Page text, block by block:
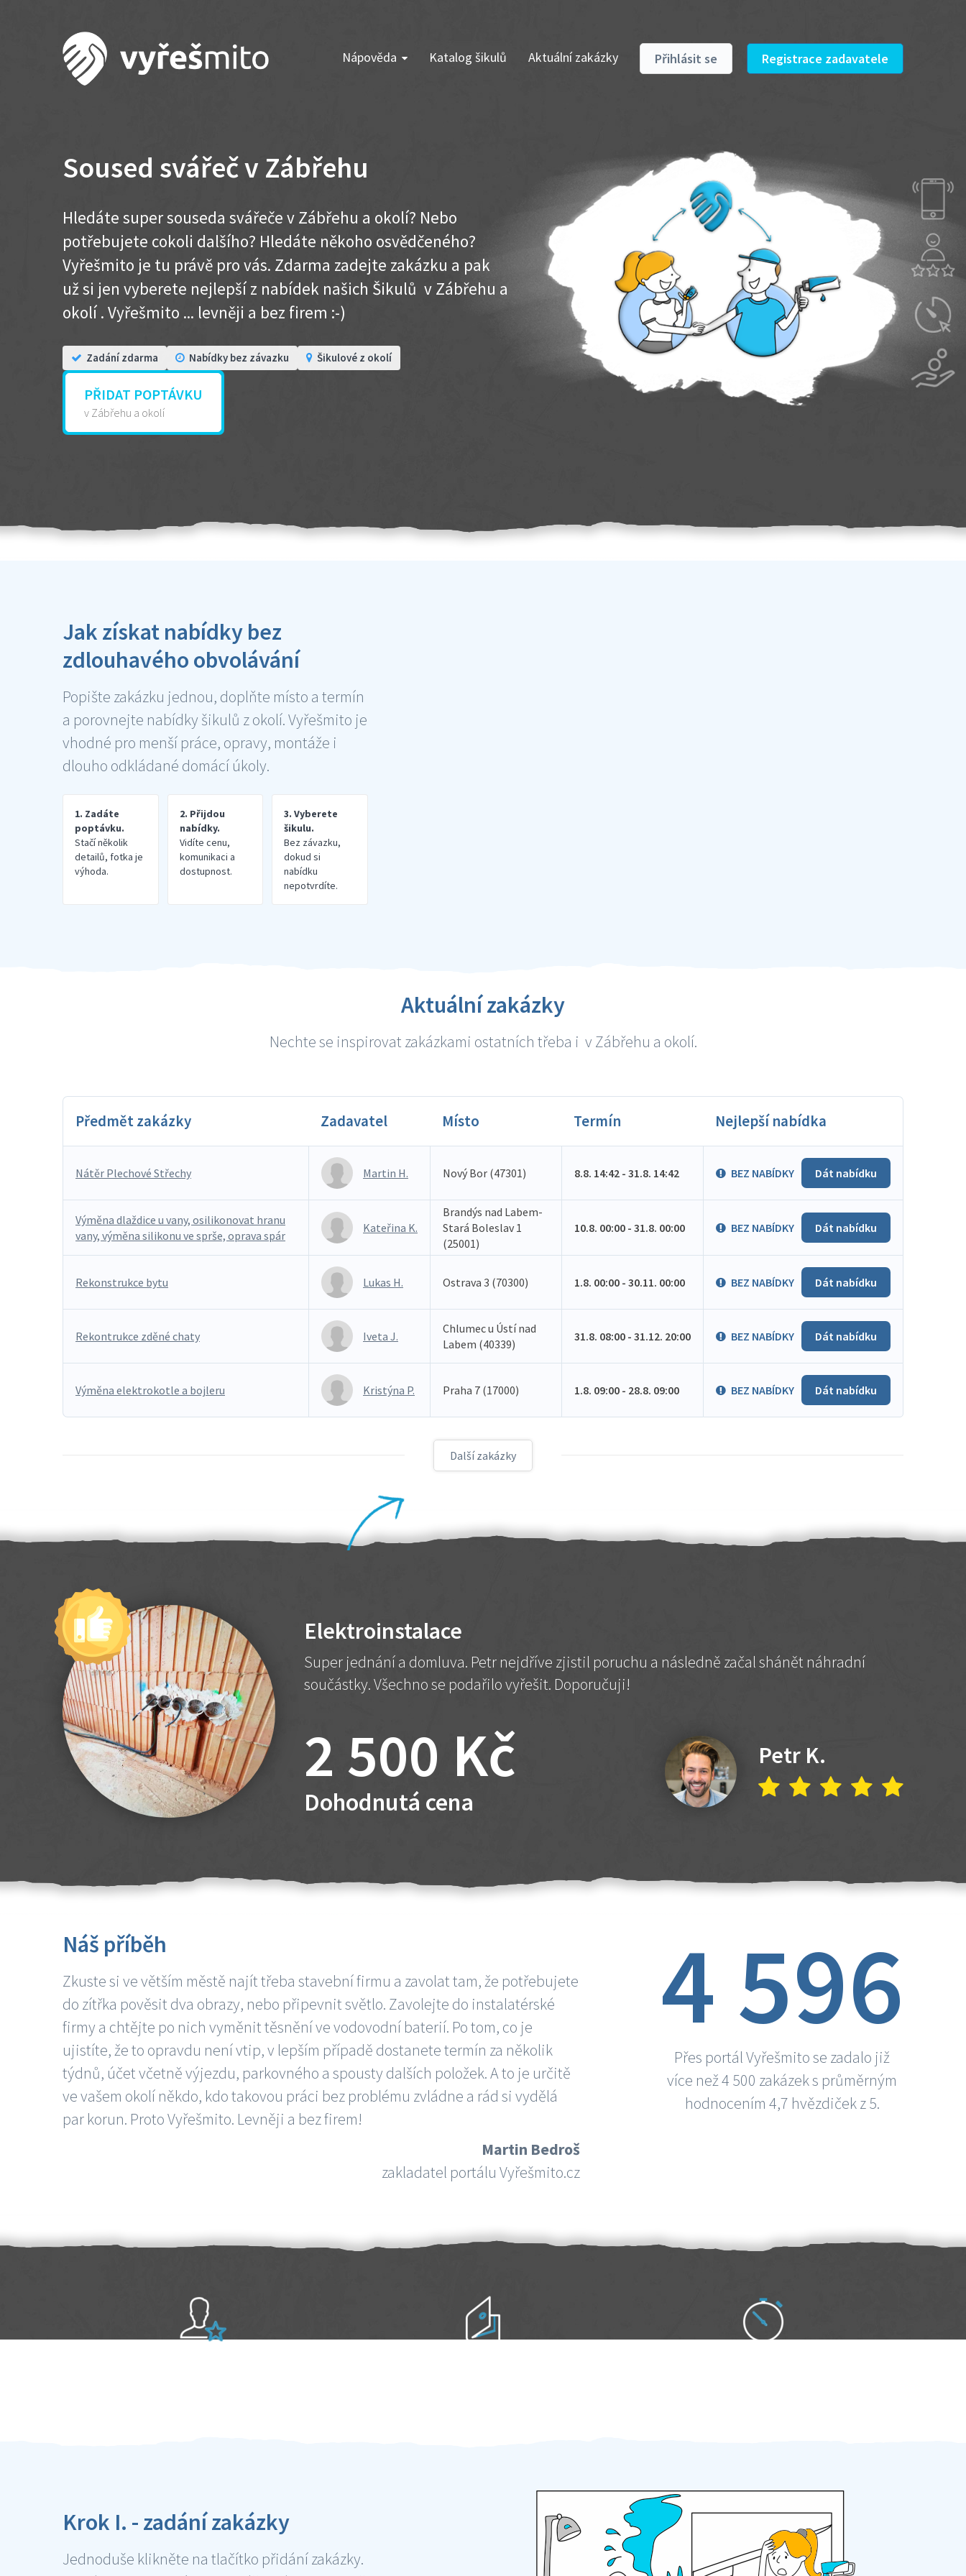
Nápověda Katalog šikulů Aktuální zakázky Přihlásit se Registrace zadavatele
Soused svářeč v Zábřehu
Hledáte super souseda svářeče v Zábřehu a okolí? Nebo
potřebujete cokoli dalšího? Hledáte někoho osvědčeného?
Vyřešmito je tu právě pro vás. Zdarma zadejte zakázku a pak
už si jen vyberete nejlepší z nabídek našich Šikulů v Zábřehu a
okolí . Vyřešmito ... levněji a bez firem :-)
Zadání zdarma Nabídky bez závazku Šikulové z okolí
PŘIDAT POPTÁVKU
v Zábřehu a okolí
Jak získat nabídky bez
zdlouhavého obvolávání
Popište zakázku jednou, doplňte místo a termín
a porovnejte nabídky šikulů z okolí. Vyřešmito je
vhodné pro menší práce, opravy, montáže i
dlouho odkládané domácí úkoly.
1. Zadáte
poptávku.
Stačí několik
detailů, fotka je
výhoda.
2. Přijdou
nabídky.
Vidíte cenu,
komunikaci a
dostupnost.
3. Vyberete
šikulu.
Bez závazku,
dokud si
nabídku
nepotvrdíte.
Aktuální zakázky
Nechte se inspirovat zakázkami ostatních třeba i v Zábřehu a okolí.
Předmět zakázky Zadavatel Místo Termín Nejlepší nabídka
Nátěr Plechové Střechy Martin H. Nový Bor (47301) 8.8. 14:42 - 31.8. 14:42 BEZ NABÍDKY Dát nabídku
Výměna dlaždice u vany, osilikonovat hranu
vany, výměna silikonu ve sprše, oprava spár
Kateřina K.
Brandýs nad Labem-
Stará Boleslav 1
(25001)
10.8. 00:00 - 31.8. 00:00 BEZ NABÍDKY Dát nabídku
Rekonstrukce bytu Lukas H. Ostrava 3 (70300) 1.8. 00:00 - 30.11. 00:00 BEZ NABÍDKY Dát nabídku
Rekontrukce zděné chaty Iveta J.
Chlumec u Ústí nad
Labem (40339)
31.8. 08:00 - 31.12. 20:00 BEZ NABÍDKY Dát nabídku
Výměna elektrokotle a bojleru Kristýna P. Praha 7 (17000) 1.8. 09:00 - 28.8. 09:00 BEZ NABÍDKY Dát nabídku
Další zakázky
Elektroinstalace
Super jednání a domluva. Petr nejdříve zjistil poruchu a následně začal shánět náhradní
součástky. Všechno se podařilo vyřešit. Doporučuji!
2 500 Kč
Dohodnutá cena
Petr K.
Náš příběh
Zkuste si ve větším městě najít třeba stavební firmu a zavolat tam, že potřebujete
do zítřka pověsit dva obrazy, nebo připevnit světlo. Zavolejte do instalatérské
firmy a chtějte po nich vyměnit těsnění ve vodovodní baterií. Po tom, co je
ujistíte, že to opravdu není vtip, v lepším případě dostanete termín za několik
týdnů, účet včetně výjezdu, parkovného a spousty dalších položek. A to je určitě
ve vašem okolí někdo, kdo takovou práci bez problému zvládne a rád si vydělá
par korun. Proto Vyřešmito. Levněji a bez firem!
Martin Bedroš
zakladatel portálu Vyřešmito.cz
4 596
Přes portál Vyřešmito se zadalo již
více než 4 500 zakázek s průměrným
hodnocením 4,7 hvězdiček z 5.
Krok I. - zadání zakázky
Jednoduše klikněte na tlačítko přidání zakázky.